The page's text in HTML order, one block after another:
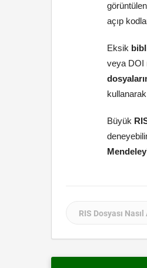
açıp
Eksik
veya DOI
Büyük
RIS Dosyası Nasıl